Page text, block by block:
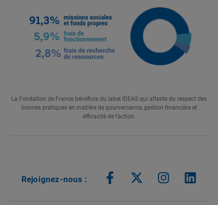
La Fondation de France bénéficie du label IDEAS qui atteste du respect des
bonnes pratiques en matière de gourvernance, gestion financière et
efficacité de l’action.
Rejoignez-nous